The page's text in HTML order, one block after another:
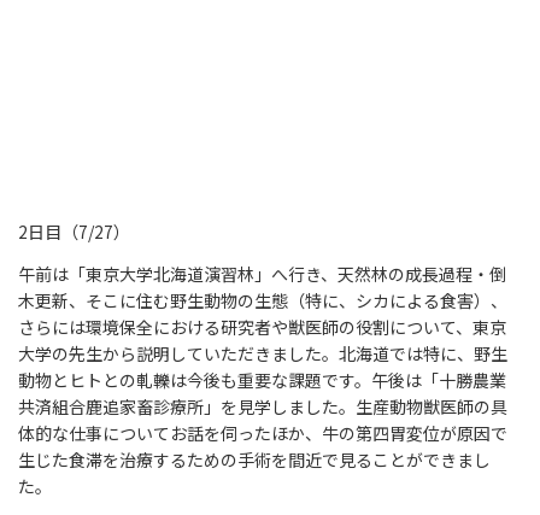
2日目（7/27）
午前は「東京大学北海道演習林」へ行き、天然林の成長過程・倒
木更新、そこに住む野生動物の生態（特に、シカによる食害）、
さらには環境保全における研究者や獣医師の役割について、東京
大学の先生から説明していただきました。北海道では特に、野生
動物とヒトとの軋轢は今後も重要な課題です。午後は「十勝農業
共済組合鹿追家畜診療所」を見学しました。生産動物獣医師の具
体的な仕事についてお話を伺ったほか、牛の第四胃変位が原因で
生じた食滞を治療するための手術を間近で見ることができまし
た。